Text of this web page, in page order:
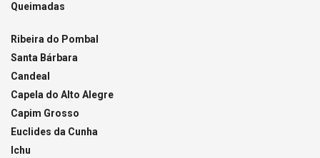
Queimadas
Ribeira do Pombal
Santa Bárbara
Candeal
Capela do Alto Alegre
Capim Grosso
Euclides da Cunha
Ichu